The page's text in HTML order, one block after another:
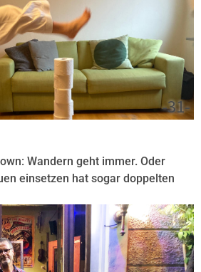
-31-
Wandern geht immer. Oder
einsetzen hat sogar doppelten